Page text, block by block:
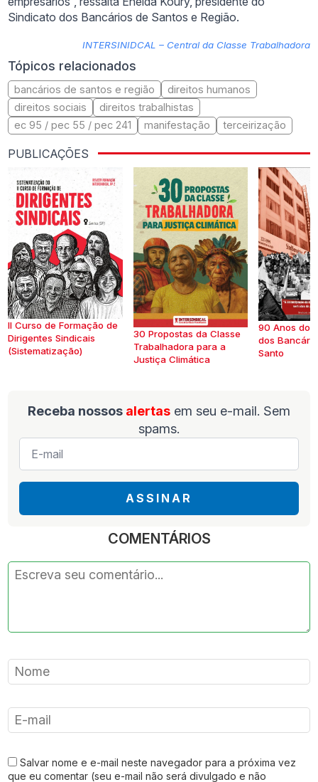
Sindicato dos Bancários de Santos e Região.
INTERSINIDCAL – Central da Classe Trabalhadora
Tópicos relacionados
bancários de santos e região
direitos humanos
direitos sociais
direitos trabalhistas
ec 95 / pec 55 / pec 241
manifestação terceirização
PUBLICAÇÕES
II Curso de Formação de
Dirigentes Sindicais
(Sistematização)
30 Propostas da Classe
Trabalhadora para a
Justiça Climática
90 Anos do
dos
Santo
Receba nossos alertas em seu e-mail. Sem
spams.
E-
mail
ASSINAR
COMENTÁRIOS
Salvar nome e e-mail neste navegador para a próxima vez
que eu comentar (seu e-mail não será divulgado e não